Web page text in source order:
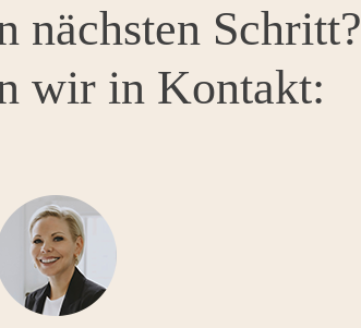
nächsten Schritt?
wir in Kontakt: